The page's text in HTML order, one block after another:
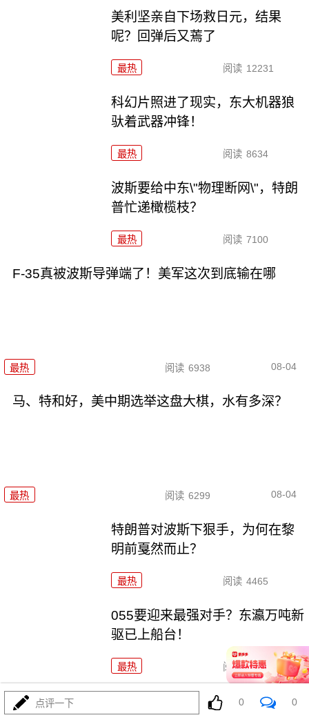
美利坚亲自下场救日元，结果
呢？回弹后又蔫了
最热 阅读 12231
科幻片照进了现实，东大机器狼
驮着武器冲锋！
最热 阅读 8634
波斯要给中东\"物理断网\"，特朗
普忙递橄榄枝？
最热 阅读 7100
F-35真被波斯导弹端了！美军这次到底输在哪
最热 阅读 6938 08-04
马、特和好，美中期选举这盘大棋，水有多深？
最热 阅读 6299 08-04
特朗普对波斯下狠手，为何在黎
明前戛然而止？
最热 阅读 4465
055要迎来最强对手？东瀛万吨新
驱已上船台！
最热 阅读 11058
千机压境：俄乌战场上的\"蜂群
点评一下 0 0